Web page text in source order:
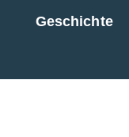
Geschichte